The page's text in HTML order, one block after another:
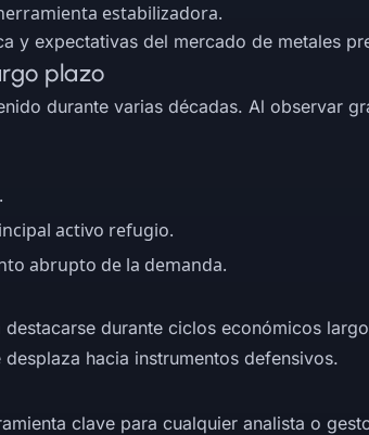
estabilizadora.
y expectativas del mercado de metales
plazo
durante varias décadas. Al observar
activo refugio.
abrupto de la demanda.
durante ciclos económicos
hacia instrumentos defensivos.
clave para cualquier analista o